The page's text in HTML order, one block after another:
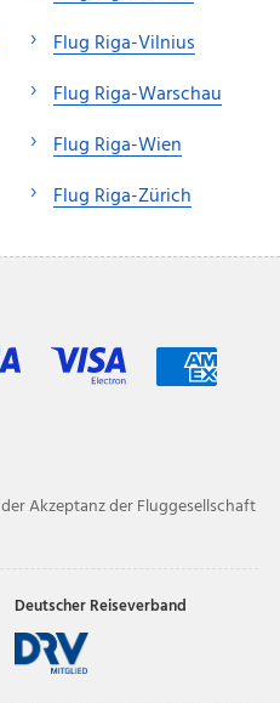
Flug Riga-Vilnius
Flug Riga-Warschau
Flug Riga-Wien
Flug Riga-Zürich